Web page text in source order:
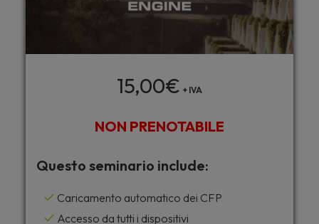
15,00€ + IVA
NON PRENOTABILE
Questo seminario include:
Caricamento automatico dei CFP
Accesso da tutti i dispositivi